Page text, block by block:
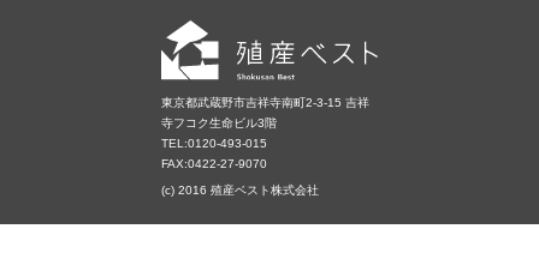
東京都武蔵野市吉祥寺南町2-3-15 吉祥
寺フコク生命ビル3階
TEL:0120-493-015
FAX:0422-27-9070
(c) 2016 殖産ベスト株式会社